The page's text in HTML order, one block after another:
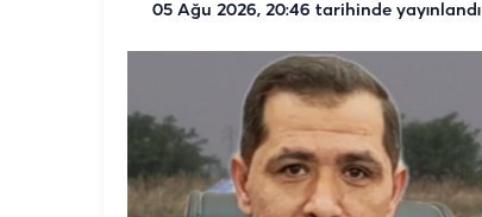
05 Ağu 2026, 20:46 tarihinde yayınlandı